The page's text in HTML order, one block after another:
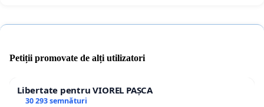
Petiții promovate de alți utilizatori
Libertate pentru VIOREL PAȘCA
30 293 semnături